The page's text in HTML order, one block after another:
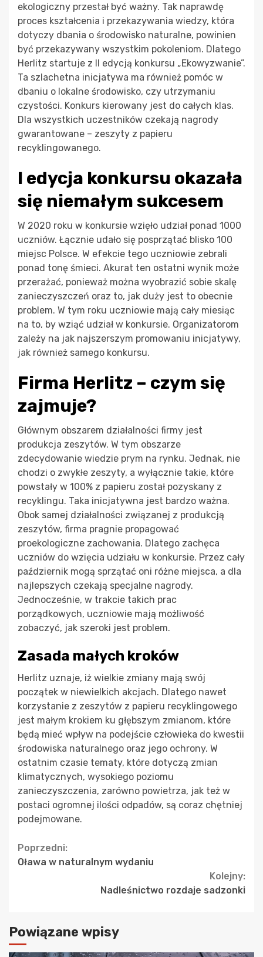
ekologiczny przestał być ważny. Tak naprawdę
proces kształcenia i przekazywania wiedzy, która
dotyczy dbania o środowisko naturalne, powinien
być przekazywany wszystkim pokoleniom. Dlatego
Herlitz startuje z II edycją konkursu „Ekowyzwanie”.
Ta szlachetna inicjatywa ma również pomóc w
dbaniu o lokalne środowisko, czy utrzymaniu
czystości. Konkurs kierowany jest do całych klas.
Dla wszystkich uczestników czekają nagrody
gwarantowane – zeszyty z papieru
recyklingowanego.
I edycja konkursu okazała
się niemałym sukcesem
W 2020 roku w konkursie wzięło udział ponad 1000
uczniów. Łącznie udało się posprzątać blisko 100
miejsc Polsce. W efekcie tego uczniowie zebrali
ponad tonę śmieci. Akurat ten ostatni wynik może
przerażać, ponieważ można wyobrazić sobie skalę
zanieczyszczeń oraz to, jak duży jest to obecnie
problem. W tym roku uczniowie mają cały miesiąc
na to, by wziąć udział w konkursie. Organizatorom
zależy na jak najszerszym promowaniu inicjatywy,
jak również samego konkursu.
Firma Herlitz – czym się
zajmuje?
Głównym obszarem działalności firmy jest
produkcja zeszytów. W tym obszarze
zdecydowanie wiedzie prym na rynku. Jednak, nie
chodzi o zwykłe zeszyty, a wyłącznie takie, które
powstały w 100% z papieru został pozyskany z
recyklingu. Taka inicjatywna jest bardzo ważna.
Obok samej działalności związanej z produkcją
zeszytów, firma pragnie propagować
proekologiczne zachowania. Dlatego zachęca
uczniów do wzięcia udziału w konkursie. Przez cały
październik mogą sprzątać oni różne miejsca, a dla
najlepszych czekają specjalne nagrody.
Jednocześnie, w trakcie takich prac
porządkowych, uczniowie mają możliwość
zobaczyć, jak szeroki jest problem.
Zasada małych kroków
Herlitz uznaje, iż wielkie zmiany mają swój
początek w niewielkich akcjach. Dlatego nawet
korzystanie z zeszytów z papieru recyklingowego
jest małym krokiem ku głębszym zmianom, które
będą mieć wpływ na podejście człowieka do kwestii
środowiska naturalnego oraz jego ochrony. W
ostatnim czasie tematy, które dotyczą zmian
klimatycznych, wysokiego poziomu
zanieczyszczenia, zarówno powietrza, jak też w
postaci ogromnej ilości odpadów, są coraz chętniej
podejmowane.
Continue
Poprzedni:
Oława w naturalnym wydaniu
Kolejny:
Nadleśnictwo rozdaje sadzonki
Powiązane wpisy